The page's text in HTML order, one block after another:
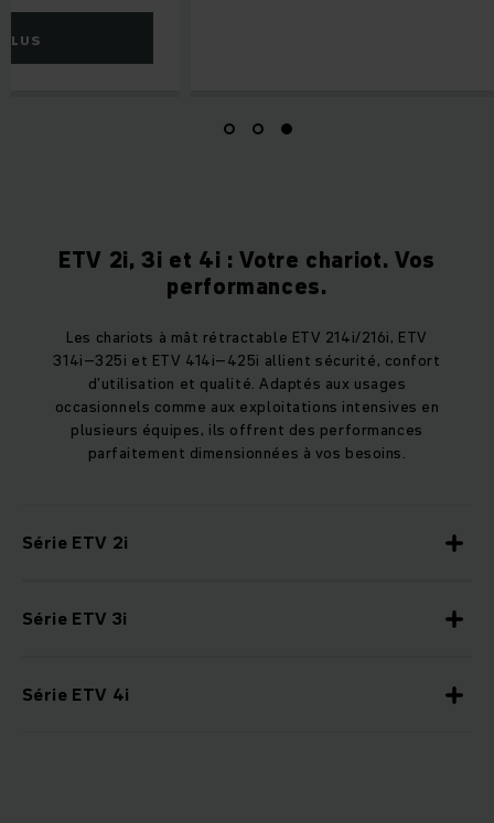
ETV 2i, 3i et 4i : Votre chariot. Vos
performances.
Les chariots à mât rétractable ETV 214i/216i, ETV
314i–325i et ETV 414i–425i allient sécurité, confort
d’utilisation et qualité. Adaptés aux usages
occasionnels comme aux exploitations intensives en
plusieurs équipes, ils offrent des performances
parfaitement dimensionnées à vos besoins.
Série ETV 2i
Série ETV 3i
Série ETV 4i